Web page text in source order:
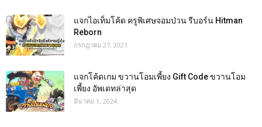
แจกไอเท็มโค้ด ครูพิเศษจอมป่วน รีบอร์น Hitman
Reborn
กรกฎาคม 27, 2021
แจกโค้ดเกม ขวานโอมเพี้ยง Gift Code ขวานโอม
เพี้ยง อัพเดทล่าสุด
มีนาคม 1, 2024